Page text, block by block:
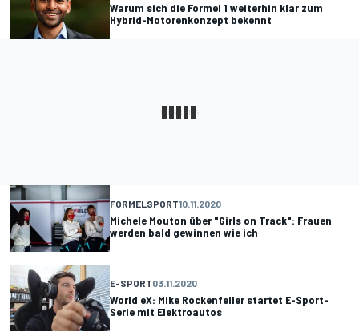
Warum sich die Formel 1 weiterhin klar zum
Hybrid-Motorenkonzept bekennt
FORMELSPORT10.11.2020
Michele Mouton über "Girls on Track": Frauen
werden bald gewinnen wie ich
E-SPORT03.11.2020
World eX: Mike Rockenfeller startet E-Sport-
Serie mit Elektroautos